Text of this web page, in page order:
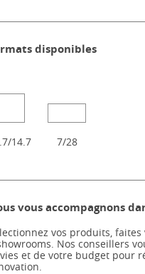
disponibles
14.7 7/28
vous accompagnons
vos produits,
Nos conseillers
et de votre budget pour